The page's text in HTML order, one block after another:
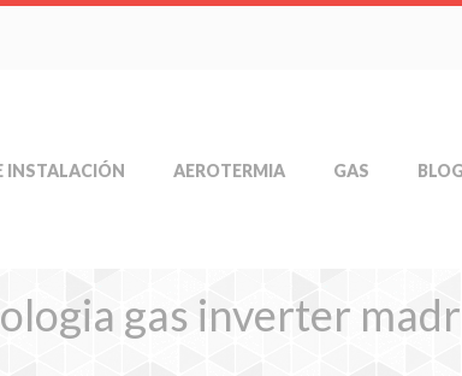
INSTALACIÓN AEROTERMIA GAS BLOG
gas inverter